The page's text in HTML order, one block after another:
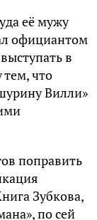
её мужу
официантом
в
что
Вилли»
поправить
Зубкова,
по сей